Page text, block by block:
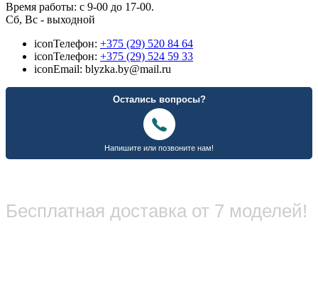
Время работы: с 9-00 до 17-00.
Сб, Вс - выходной
iconТелефон: +375 (29) 520 84 64
iconТелефон: +375 (29) 524 59 33
iconEmail: blyzka.by@mail.ru
Бесплатная доставка от 7 моделей!